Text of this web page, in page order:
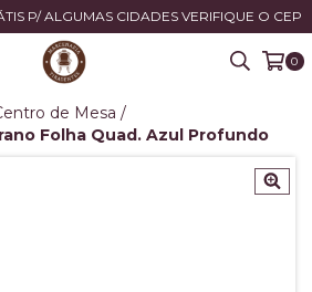
P/ ALGUMAS CIDADES VERIFIQUE O CEP
0
de Mesa /
Folha Quad. Azul Profundo